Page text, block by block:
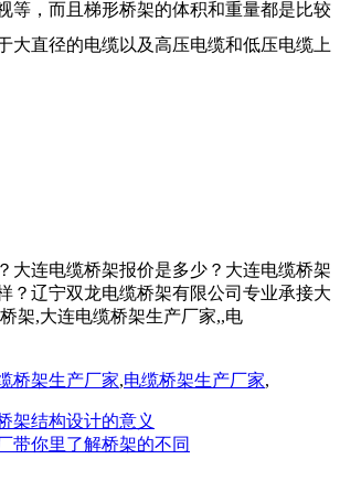
等，而且梯形桥架的体积和重量都是比较
大直径的电缆以及高压电缆和低压电缆上
大连电缆桥架报价是多少？大连电缆桥架
？辽宁双龙电缆桥架有限公司专业承接大
架,大连电缆桥架生产厂家,,电
桥架生产厂家,电缆桥架生产厂家,
架结构设计的意义
带你里了解桥架的不同